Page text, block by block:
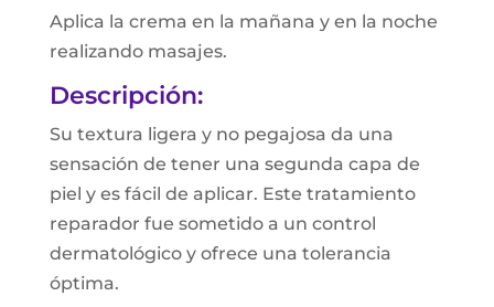
Aplica la crema en la mañana y en la noche
realizando masajes.
Descripción:
Su textura ligera y no pegajosa da una
sensación de tener una segunda capa de
piel y es fácil de aplicar. Este tratamiento
reparador fue sometido a un control
dermatológico y ofrece una tolerancia
óptima.